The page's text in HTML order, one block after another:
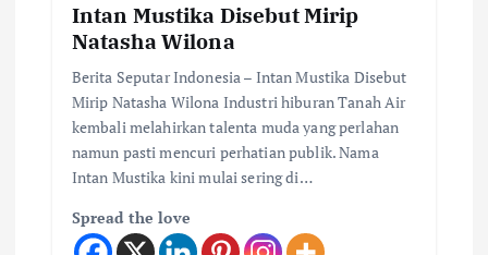
Intan Mustika Disebut Mirip
Natasha Wilona
Berita Seputar Indonesia – Intan Mustika Disebut
Mirip Natasha Wilona Industri hiburan Tanah Air
kembali melahirkan talenta muda yang perlahan
namun pasti mencuri perhatian publik. Nama
Intan Mustika kini mulai sering di…
Spread the love